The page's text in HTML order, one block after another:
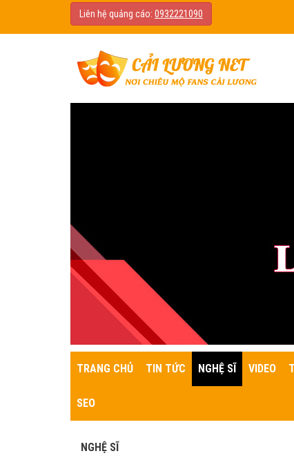
Liên hệ quảng cáo: 0932221090
TRANG CHỦ TIN TỨC NGHỆ SĨ VIDEO
SEO
NGHỆ SĨ